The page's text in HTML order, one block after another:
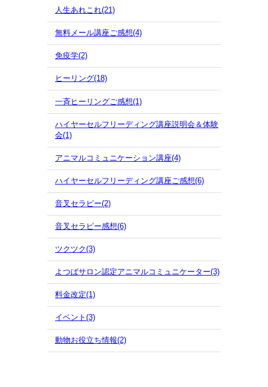
人生あれこれ(21)
無料メール講座ご感想(4)
免疫学(2)
ヒーリング(18)
一斉ヒーリングご感想(1)
ハイヤーセルフリーディング講座説明会＆体験
会(1)
アニマルコミュニケーション講座(4)
ハイヤーセルフリーディング講座ご感想(6)
音叉セラピー(2)
音叉セラピー感想(6)
ツクツク(3)
よつばサロン認定アニマルコミュニケーター(3)
料金改定(1)
イベント(3)
動物お役立ち情報(2)